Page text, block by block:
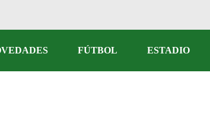
FÚTBOL ESTADIO
Fútbol Profesional
Reserva